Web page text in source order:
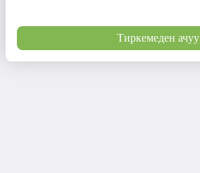
Тиркемеден ачуу